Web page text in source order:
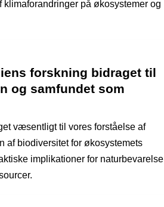
på økosystemer og
forskning bidraget til
og samfundet som
væsentligt til vores forståelse af
af biodiversitet for økosystemets
implikationer for naturbevarelse